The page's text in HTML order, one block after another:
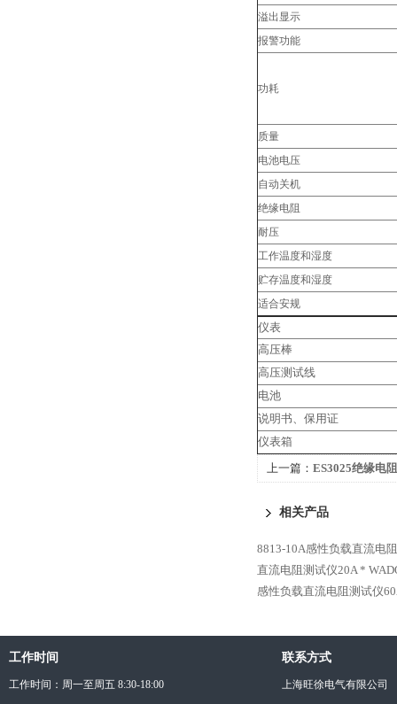
溢出显示
报警功能
功耗
质量
电池电压
自动关机
绝缘电阻
耐压
工作温度和湿度
贮存温度和湿度
适合安规
仪表
高压棒
高压测试线
电池
说明书、保用证
仪表箱
上一篇： ES3025绝缘电
相关产品
8813-10A感性负载直流电
直流电阻测试仪20A *
感性负载直流电阻测试仪
工作时间
工作时间：周一至周五 8:30-18:00
联系方式
上海旺徐电气有限公司